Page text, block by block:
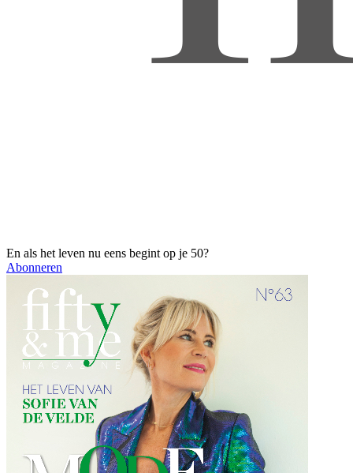
En als het leven nu eens begint op je 50?
Abonneren